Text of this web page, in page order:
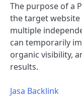
The purpose of a
the target
multiple
can temporarily
organic visibility,
results.
Jasa Backlink